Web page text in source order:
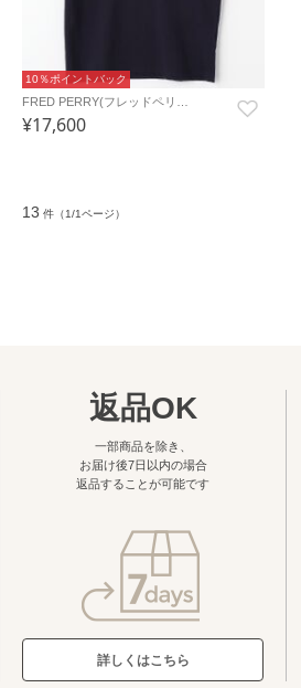
10％ポイントバック
FRED PERRY(フレッドペリ…
¥17,600
13 件（1/1ページ）
返品OK
一部商品を除き、
お届け後7日以内の場合
返品することが可能です
詳しくはこちら